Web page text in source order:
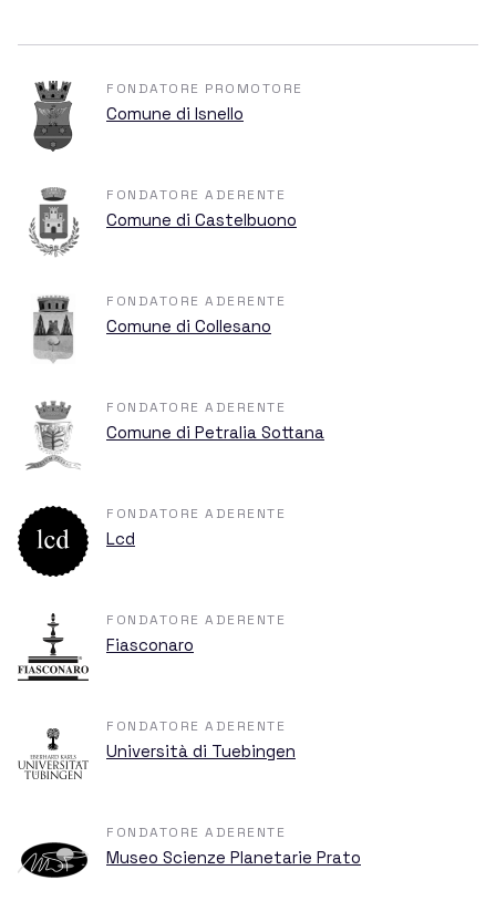
FONDATORE PROMOTORE
Comune di Isnello
FONDATORE ADERENTE
Comune di Castelbuono
FONDATORE ADERENTE
Comune di Collesano
FONDATORE ADERENTE
Comune di Petralia Sottana
FONDATORE ADERENTE
Lcd
FONDATORE ADERENTE
Fiasconaro
FONDATORE ADERENTE
Università di Tuebingen
FONDATORE ADERENTE
Museo Scienze Planetarie Prato